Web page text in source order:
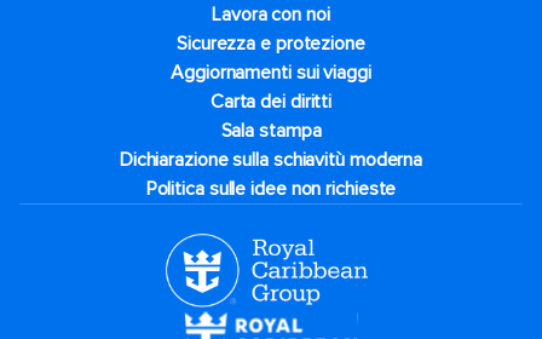
Lavora con noi
Sicurezza e protezione
Aggiornamenti sui viaggi
Carta dei diritti
Sala stampa
Dichiarazione sulla schiavitù moderna
Politica sulle idee non richieste